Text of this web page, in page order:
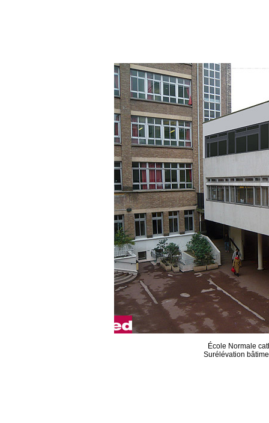
École Normale
Surélévation